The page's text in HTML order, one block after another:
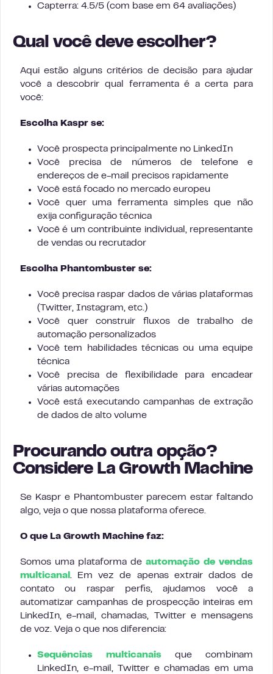
Capterra: 4.5/5 (com base em 64 avaliações)
Qual você deve escolher?
Aqui estão alguns critérios de decisão para ajudar
você a descobrir qual ferramenta é a certa para
você:
Escolha Kaspr se:
Você prospecta principalmente no LinkedIn
Você precisa de números de telefone e
endereços de e-mail precisos rapidamente
Você está focado no mercado europeu
Você quer uma ferramenta simples que não
exija configuração técnica
Você é um contribuinte individual, representante
de vendas ou recrutador
Escolha Phantombuster se:
Você precisa raspar dados de várias plataformas
(Twitter, Instagram, etc.)
Você quer construir fluxos de trabalho de
automação personalizados
Você tem habilidades técnicas ou uma equipe
técnica
Você precisa de flexibilidade para encadear
várias automações
Você está executando campanhas de extração
de dados de alto volume
Procurando outra opção?
Considere La Growth Machine
Se Kaspr e Phantombuster parecem estar faltando
algo, veja o que nossa plataforma oferece.
O que La Growth Machine faz:
Somos uma plataforma de automação de vendas
multicanal . Em vez de apenas extrair dados de
contato ou raspar perfis, ajudamos você a
automatizar campanhas de prospecção inteiras em
LinkedIn, e-mail, chamadas, Twitter e mensagens
de voz. Veja o que nos diferencia:
Sequências multicanais que combinam
LinkedIn, e-mail, Twitter e chamadas em uma